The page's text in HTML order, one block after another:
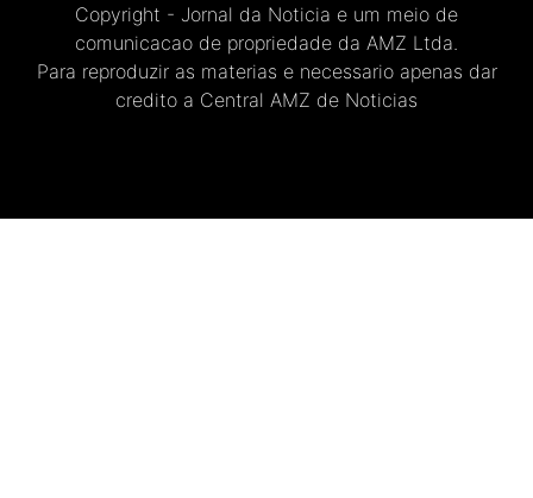
Copyright - Jornal da Noticia e um meio de
comunicacao de propriedade da AMZ Ltda.
Para reproduzir as materias e necessario apenas dar
credito a Central AMZ de Noticias